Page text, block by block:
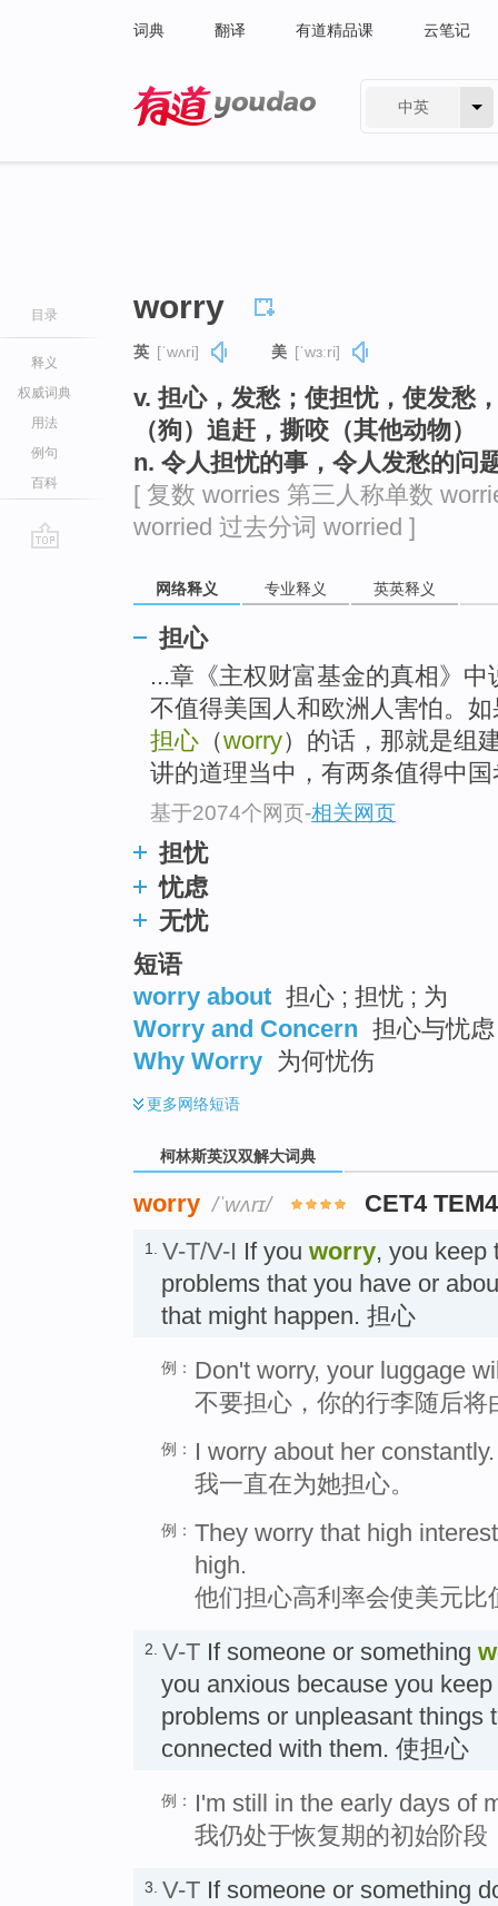
词典 翻译 有道精品课 云笔记
中英
目录
释义
权威词典
用法
例句
百科
worry
英 [ˈwʌri] 美 [ˈwɜːri]
v. 担心，发愁；使担忧，使发愁
（狗）追赶，撕咬（其他动物）
n. 令人担忧的事，令人发愁的问
[ 复数 worries 第三人称单数
worried 过去分词 worried ]
网络释义 专业释义 英英释义
担心
...章《主权财富基金的真相》
不值得美国人和欧洲人害怕。
担心 （worry）的话，那就是组
讲的道理当中，有两条值得中
基于2074个网页-相关网页
担忧
忧虑
无忧
短语
worry about 担心 ; 担忧 ; 为
Worry and Concern 担心与忧
Why Worry 为何忧伤
更多网络短语
柯林斯英汉双解大词典
worry /ˈwʌrɪ/ CET4 TEM4
1. V-T/V-I If you worry, you keep
problems that you have or
that might happen. 担心
例： Don't worry, your luggage
不要担心，你的行李随后将
例：
I worry about her constantly.
我一直在为她担心。
例： They worry that high
high.
他们担心高利率会使美元比
2. V-T If someone or something
you anxious because you
problems or unpleasant things
connected with them. 使担心
例：
I'm still in the early days of
我仍处于恢复期的初始阶段
3. V-T If someone or something